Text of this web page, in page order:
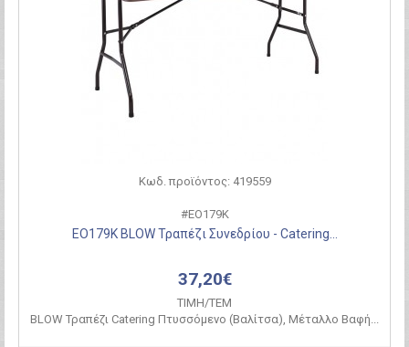
Κωδ. προϊόντος: 419559
#ΕΟ179Κ
ΕΟ179Κ BLOW Τραπέζι Συνεδρίου - Catering...
37,20€
ΤΙΜH/ΤΕΜ
BLOW Τραπέζι Catering Πτυσσόμενο (Βαλίτσα), Μέταλλο Βαφή...